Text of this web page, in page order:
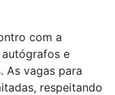
com a
e
As vagas para
respeitando